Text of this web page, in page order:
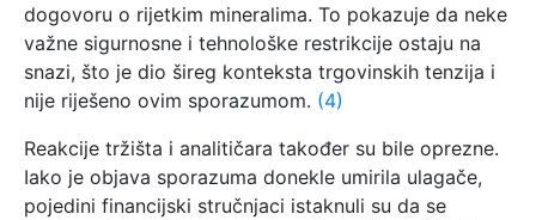
dogovoru o rijetkim mineralima. To pokazuje da neke
važne sigurnosne i tehnološke restrikcije ostaju na
snazi, što je dio šireg konteksta trgovinskih tenzija i
nije riješeno ovim sporazumom. (4)
Reakcije tržišta i analitičara također su bile oprezne.
Iako je objava sporazuma donekle umirila ulagače,
pojedini financijski stručnjaci istaknuli su da se